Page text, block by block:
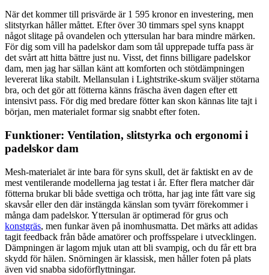
När det kommer till prisvärde är 1 595 kronor en investering, men
slitstyrkan håller måttet. Efter över 30 timmars spel syns knappt
något slitage på ovandelen och yttersulan har bara mindre märken.
För dig som vill ha padelskor dam som tål upprepade tuffa pass är
det svårt att hitta bättre just nu. Visst, det finns billigare padelskor
dam, men jag har sällan känt att komforten och stötdämpningen
levererat lika stabilt. Mellansulan i Lightstrike-skum sväljer stötarna
bra, och det gör att fötterna känns fräscha även dagen efter ett
intensivt pass. För dig med bredare fötter kan skon kännas lite tajt i
början, men materialet formar sig snabbt efter foten.
Funktioner: Ventilation, slitstyrka och ergonomi i
padelskor dam
Mesh-materialet är inte bara för syns skull, det är faktiskt en av de
mest ventilerande modellerna jag testat i år. Efter flera matcher där
fötterna brukar bli både svettiga och trötta, har jag inte fått vare sig
skavsår eller den där instängda känslan som tyvärr förekommer i
många dam padelskor. Yttersulan är optimerad för grus och
konstgräs, men funkar även på inomhusmatta. Det märks att adidas
tagit feedback från både amatörer och proffsspelare i utvecklingen.
Dämpningen är lagom mjuk utan att bli svampig, och du får ett bra
skydd för hälen. Snörningen är klassisk, men håller foten på plats
även vid snabba sidoförflyttningar.